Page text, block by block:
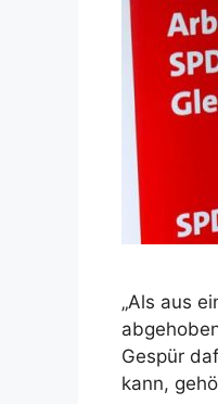
„Als aus
Gespür
kann,